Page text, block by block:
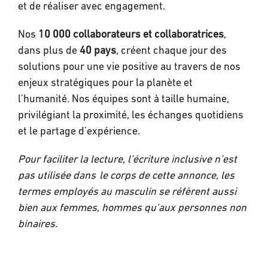
et de réaliser avec engagement.
Nos 10 000 collaborateurs et collaboratrices,
dans plus de 40 pays, créent chaque jour des
solutions pour une vie positive au travers de nos
enjeux stratégiques pour la planète et
l’humanité. Nos équipes sont à taille humaine,
privilégiant la proximité, les échanges quotidiens
et le partage d’expérience.
Pour faciliter la lecture, l’écriture inclusive n’est
pas utilisée dans le corps de cette annonce, les
termes employés au masculin se réfèrent aussi
bien aux femmes, hommes qu'aux personnes non
binaires.